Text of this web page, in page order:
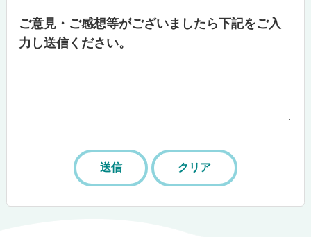
ご意見・ご感想等がございましたら下記をご入
力し送信ください。